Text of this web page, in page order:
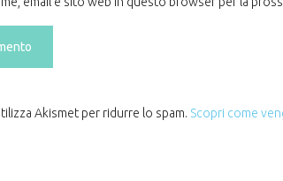
Akismet per ridurre lo spam. Scopri come